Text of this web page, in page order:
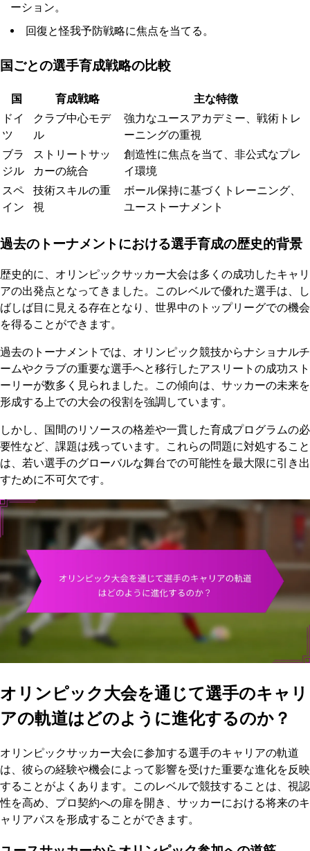
ーション。
回復と怪我予防戦略に焦点を当てる。
国ごとの選手育成戦略の比較
国 育成戦略
主な特徴
ドイ
ツ
クラブ中心モデ
ル
強力なユースアカデミー、戦術トレ
ーニングの重視
ブラ
ジル
ストリートサッ
カーの統合
創造性に焦点を当て、非公式なプレ
イ環境
スペ
イン
技術スキルの重
視
ボール保持に基づくトレーニング、
ユーストーナメント
過去のトーナメントにおける選手育成の歴史的背景
歴史的に、オリンピックサッカー大会は多くの成功したキャリ
アの出発点となってきました。このレベルで優れた選手は、し
ばしば目に見える存在となり、世界中のトップリーグでの機会
を得ることができます。
過去のトーナメントでは、オリンピック競技からナショナルチ
ームやクラブの重要な選手へと移行したアスリートの成功スト
ーリーが数多く見られました。この傾向は、サッカーの未来を
形成する上での大会の役割を強調しています。
しかし、国間のリソースの格差や一貫した育成プログラムの必
要性など、課題は残っています。これらの問題に対処すること
は、若い選手のグローバルな舞台での可能性を最大限に引き出
すために不可欠です。
オリンピック大会を通じて選手のキャリ
アの軌道はどのように進化するのか？
オリンピックサッカー大会に参加する選手のキャリアの軌道
は、彼らの経験や機会によって影響を受けた重要な進化を反映
することがよくあります。このレベルで競技することは、視認
性を高め、プロ契約への扉を開き、サッカーにおける将来のキ
ャリアパスを形成することができます。